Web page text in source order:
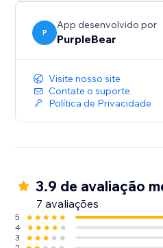
permitindo que você se
chave do seu negócio.
P
App desenvolvido por
PurpleBear
Visite nosso site
Contate o suporte
Política de Privacidade
3.9 de avaliação
7 avaliações
5
4
3